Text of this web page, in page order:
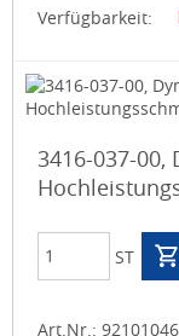
Verfügbarkeit:
3416-037-00,
ST
Art.Nr.: